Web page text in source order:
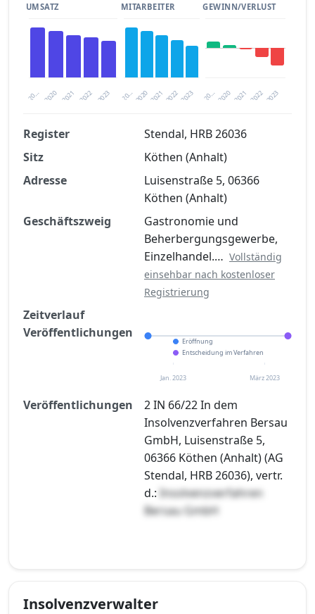
UMSATZ
20… 2021 2023
2020 2022
MITARBEITER
20… 2021 2023
2020 2022
GEWINN/VERLUST
20… 2021 2023
2020 2022
Finanzkennzahlen nach kostenloser
Registrierung verfügbar
Jetzt kostenlos registrieren
Register
Stendal, HRB 26036
Sitz
Köthen (Anhalt)
Adresse
Luisenstraße 5, 06366
Köthen (Anhalt)
Geschäftszweig
Gastronomie und
Beherbergungsgewerbe,
Einzelhandel.… Vollständig
einsehbar nach kostenloser
Registrierung
Zeitverlauf
Veröffentlichungen
Eröffnung
Entscheidung im Verfahren
Jan. 2023 März 2023
Veröffentlichungen
2 IN 66/22 In dem
Insolvenzverfahren Bersau
GmbH, Luisenstraße 5,
06366 Köthen (Anhalt) (AG
Stendal, HRB 26036), vertr.
d.: Insolvenzverfahren
Bersau GmbH
Insolvenzverwalter